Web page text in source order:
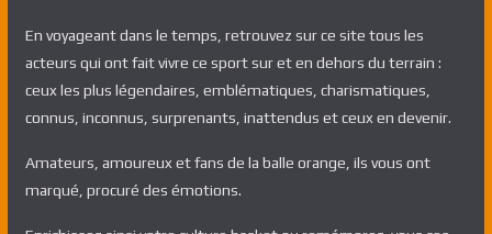
En voyageant dans le temps, retrouvez sur ce site tous les
acteurs qui ont fait vivre ce sport sur et en dehors du terrain :
ceux les plus légendaires, emblématiques, charismatiques,
connus, inconnus, surprenants, inattendus et ceux en devenir.
Amateurs, amoureux et fans de la balle orange, ils vous ont
marqué, procuré des émotions.